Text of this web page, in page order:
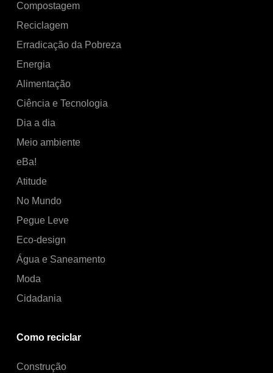
Compostagem
Reciclagem
Erradicação da Pobreza
Energia
Alimentação
Ciência e Tecnologia
Dia a dia
Meio ambiente
eBa!
Atitude
No Mundo
Pegue Leve
Eco-design
Água e Saneamento
Moda
Cidadania
Como reciclar
Construção